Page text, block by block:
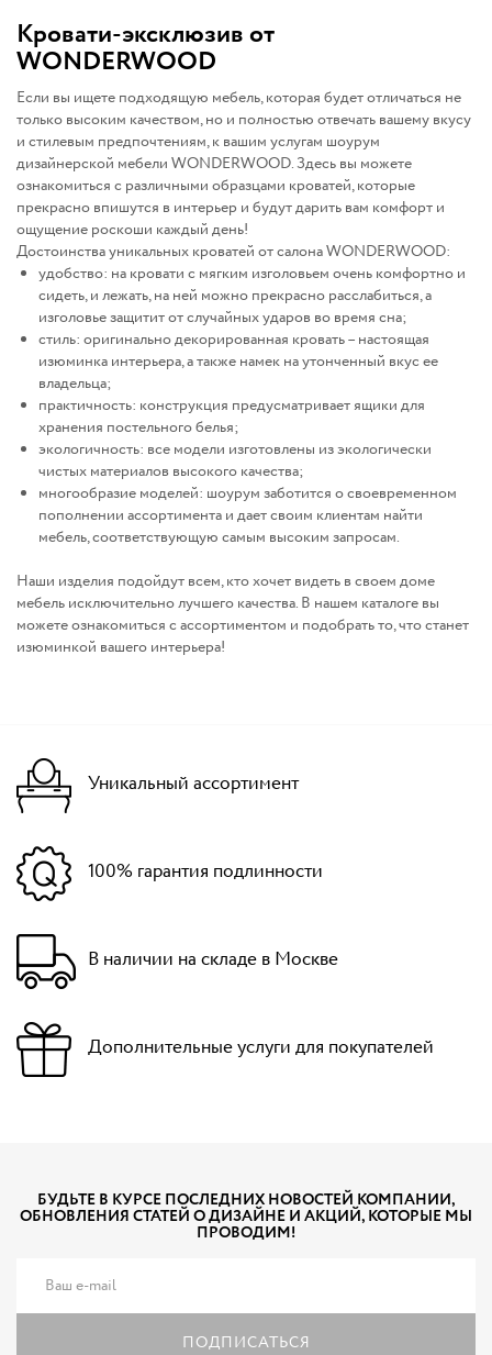
Кровати-эксклюзив от
WONDERWOOD
Если вы ищете подходящую мебель, которая будет отличаться не
только высоким качеством, но и полностью отвечать вашему вкусу
и стилевым предпочтениям, к вашим услугам шоурум
дизайнерской мебели WONDERWOOD. Здесь вы можете
ознакомиться с различными образцами кроватей, которые
прекрасно впишутся в интерьер и будут дарить вам комфорт и
ощущение роскоши каждый день!
Достоинства уникальных кроватей от салона WONDERWOOD:
удобство: на кровати с мягким изголовьем очень комфортно и
сидеть, и лежать, на ней можно прекрасно расслабиться, а
изголовье защитит от случайных ударов во время сна;
стиль: оригинально декорированная кровать – настоящая
изюминка интерьера, а также намек на утонченный вкус ее
владельца;
практичность: конструкция предусматривает ящики для
хранения постельного белья;
экологичность: все модели изготовлены из экологически
чистых материалов высокого качества;
многообразие моделей: шоурум заботится о своевременном
пополнении ассортимента и дает своим клиентам найти
мебель, соответствующую самым высоким запросам.
Наши изделия подойдут всем, кто хочет видеть в своем доме
мебель исключительно лучшего качества. В нашем каталоге вы
можете ознакомиться с ассортиментом и подобрать то, что станет
изюминкой вашего интерьера!
Уникальный ассортимент
100% гарантия подлинности
В наличии на складе в Москве
Дополнительные услуги для покупателей
БУДЬТЕ В КУРСЕ ПОСЛЕДНИХ НОВОСТЕЙ КОМПАНИИ,
ОБНОВЛЕНИЯ СТАТЕЙ О ДИЗАЙНЕ И АКЦИЙ, КОТОРЫЕ МЫ
ПРОВОДИМ!
ПОДПИСАТЬСЯ